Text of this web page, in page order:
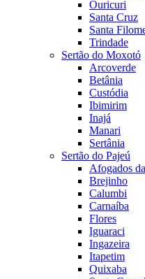
Ouricuri
Santa Cruz
Santa
Trindade
Sertão do Moxotó
Arcoverde
Betânia
Custódia
Ibimirim
Inajá
Manari
Sertânia
Sertão do Pajeú
Afogados
Brejinho
Calumbi
Carnaíba
Flores
Iguaraci
Ingazeira
Itapetim
Quixaba